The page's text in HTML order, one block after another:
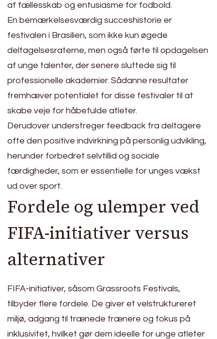
af fællesskab og entusiasme for fodbold.
En bemærkelsesværdig succeshistorie er
festivalen i Brasilien, som ikke kun øgede
deltagelsesraterne, men også førte til opdagelsen
af unge talenter, der senere sluttede sig til
professionelle akademier. Sådanne resultater
fremhæver potentialet for disse festivaler til at
skabe veje for håbefulde atleter.
Derudover understreger feedback fra deltagere
ofte den positive indvirkning på personlig udvikling,
herunder forbedret selvtillid og sociale
færdigheder, som er essentielle for unges vækst
ud over sport.
Fordele og ulemper ved
FIFA-initiativer versus
alternativer
FIFA-initiativer, såsom Grassroots Festivals,
tilbyder flere fordele. De giver et velstruktureret
miljø, adgang til trænede trænere og fokus på
inklusivitet, hvilket gør dem ideelle for unge atleter